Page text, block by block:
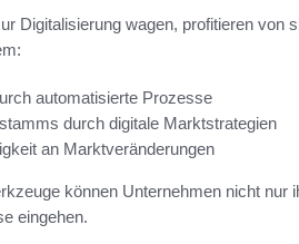
Digitalisierung wagen, profitieren von
automatisierte Prozesse
durch digitale Marktstrategien
an Marktveränderungen
können Unternehmen nicht nur
eingehen.